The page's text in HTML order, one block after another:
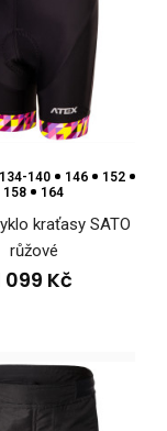
134-140 146
152
158
164
kraťasy SATO
růžové
099 Kč